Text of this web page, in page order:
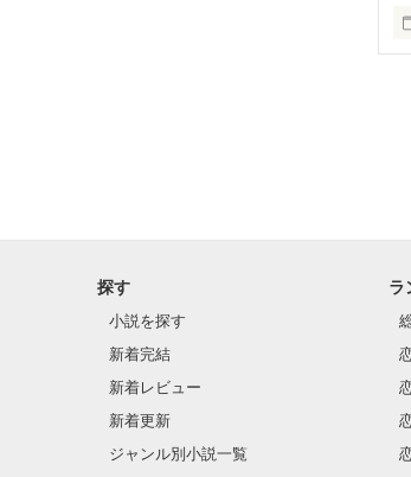
探す
小説を探す
新着完結
新着レビュー
新着更新
ジャンル別小説一覧
ラ